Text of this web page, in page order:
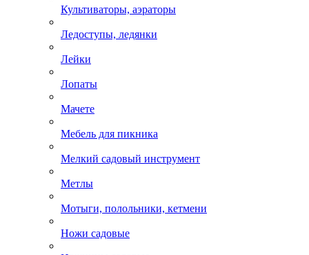
Культиваторы, аэраторы
Ледоступы, ледянки
Лейки
Лопаты
Мачете
Мебель для пикника
Мелкий садовый инструмент
Метлы
Мотыги, полольники, кетмени
Ножи садовые